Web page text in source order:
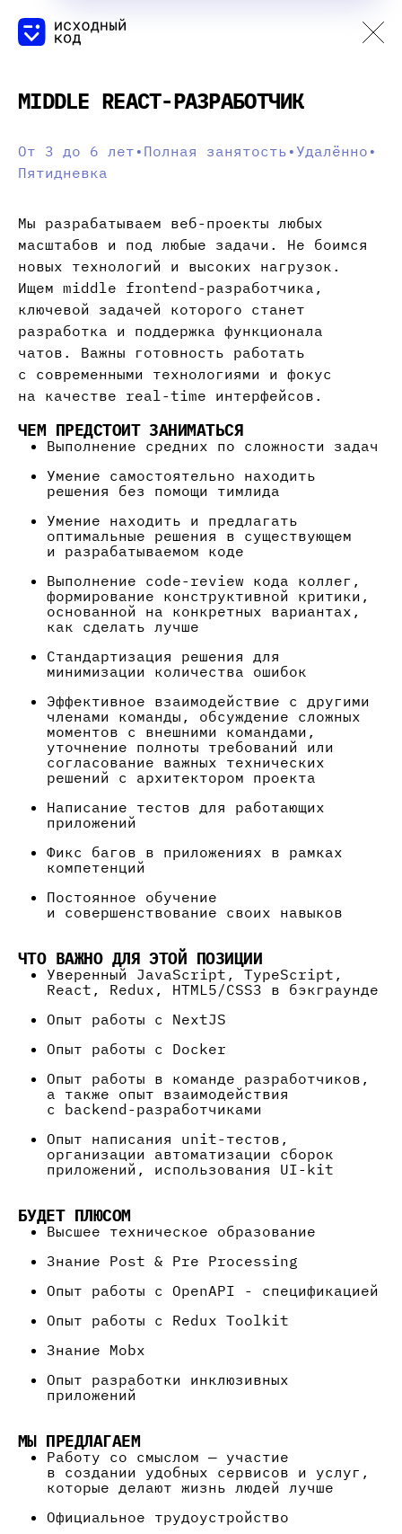
MIDDLE REACT-РАЗРАБОТЧИК
От 3 до 6 лет • Полная занятость • Удалённо •
Пятидневка
Мы разрабатываем веб-проекты любых
масштабов и под любые задачи. Не боимся
новых технологий и высоких нагрузок.
Ищем middle frontend-разработчика,
ключевой задачей которого станет
разработка и поддержка функционала
чатов. Важны готовность работать
с современными технологиями и фокус
на качестве real-time интерфейсов.
ЧЕМ ПРЕДСТОИТ ЗАНИМАТЬСЯ
Выполнение средних по сложности задач
Умение самостоятельно находить
решения без помощи тимлида
Умение находить и предлагать
оптимальные решения в существующем
и разрабатываемом коде
Выполнение code-review кода коллег,
формирование конструктивной критики,
основанной на конкретных вариантах,
как сделать лучше
Стандартизация решения для
минимизации количества ошибок
Эффективное взаимодействие с другими
членами команды, обсуждение сложных
моментов с внешними командами,
уточнение полноты требований или
согласование важных технических
решений с архитектором проекта
Написание тестов для работающих
приложений
Фикс багов в приложениях в рамках
компетенций
Постоянное обучение
и совершенствование своих навыков
ЧТО ВАЖНО ДЛЯ ЭТОЙ ПОЗИЦИИ
Уверенный JavaScript, TypeScript,
React, Redux, HTML5/CSS3 в бэкграунде
Опыт работы с NextJS
Опыт работы с Docker
Опыт работы в команде разработчиков,
а также опыт взаимодействия
с backend-разработчиками
Опыт написания unit-тестов,
организации автоматизации сборок
приложений, использования UI-kit
БУДЕТ ПЛЮСОМ
Высшее техническое образование
Знание Post & Pre Processing
Опыт работы с OpenAPI - спецификацией
Опыт работы с Redux Toolkit
Знание Mobx
Опыт разработки инклюзивных
приложений
МЫ ПРЕДЛАГАЕМ
Работу со смыслом — участие
в создании удобных сервисов и услуг,
которые делают жизнь людей лучше
Официальное трудоустройство